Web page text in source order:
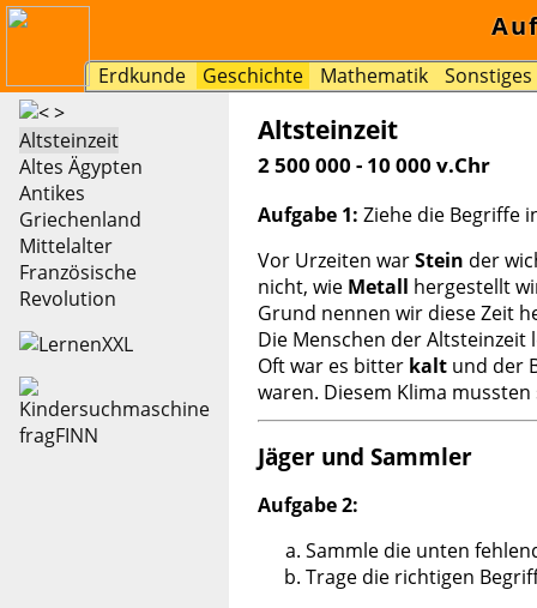
Erdkunde Geschichte Mathematik Sonstiges
Altsteinzeit
Altes Ägypten
Antikes
Griechenland
Mittelalter
Französische
Revolution
Altsteinzeit
2 500 000 - 10 000 v.Chr
Aufgabe 1: Ziehe die Begriffe
Vor Urzeiten warStein der
nicht, wie Metall hergestellt
Grund nennen wir diese Zeit
Die Menschen der
Oft war es bitter kalt und der
waren. Diesem Klima
Jäger und Sammler
Aufgabe 2:
Sammle die unten
Trage die richtigen